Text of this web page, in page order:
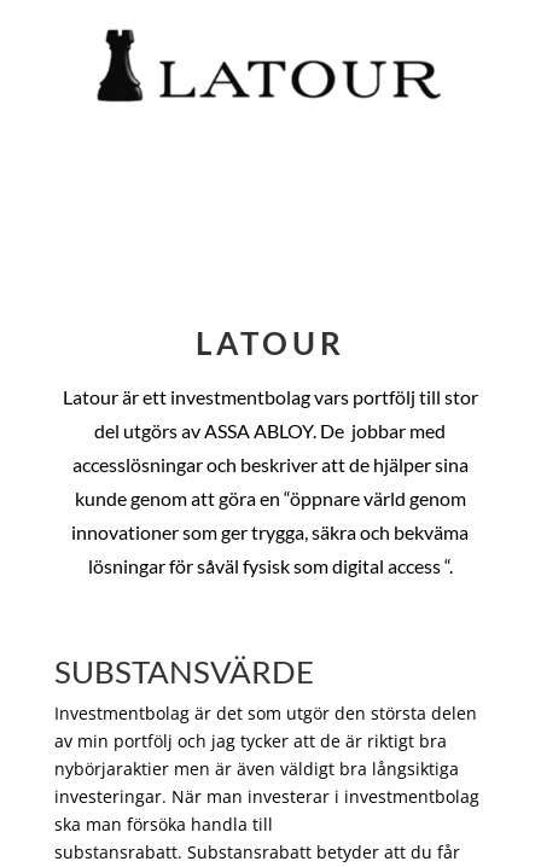
LATOUR
Latour är ett investmentbolag vars portfölj till stor
del utgörs av ASSA ABLOY. De jobbar med
accesslösningar och beskriver att de hjälper sina
kunde genom att göra en “öppnare värld genom
innovationer som ger trygga, säkra och bekväma
lösningar för såväl fysisk som digital access “.
SUBSTANSVÄRDE
Investmentbolag är det som utgör den största delen
av min portfölj och jag tycker att de är riktigt bra
nybörjaraktier men är även väldigt bra långsiktiga
investeringar. När man investerar i investmentbolag
ska man försöka handla till
substansrabatt. Substansrabatt betyder att du får